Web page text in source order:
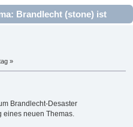
Brandlecht (stone) ist
»
Brandlecht-Desaster
eines neuen Themas.